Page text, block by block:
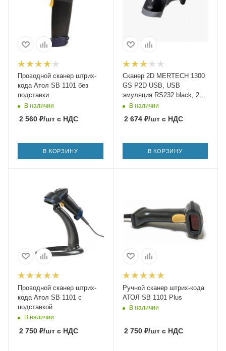
Проводной сканер штрих-
кода Атол SB 1101 без
подставки
В наличии
2 560 ₽/шт с НДС
В КОРЗИНУ
Сканер 2D MERTECH 1300
GS P2D USB, USB
эмуляция RS232 black, 2m
cableВ наличии
2 674₽/штс НДС
В КОРЗИНУ
Проводной сканер штрих-
кода Атол SB 1101 с
подставкой
В наличии
2 750 ₽/шт с НДС
Ручной сканер штрих-кода
АТОЛ SB 1101 Plus
В наличии
2 750₽/штс НДС